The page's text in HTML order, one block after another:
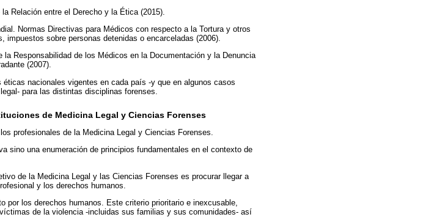
Relación entre el Derecho y la Ética (2015).
Normas Directivas para Médicos con respecto a la Tortura y otros
impuestos sobre personas detenidas o encarceladas (2006).
Responsabilidad de los Médicos en la Documentación y la Denuncia
(2007).
nacionales vigentes en cada país -y que en algunos casos
para las distintas disciplinas forenses.
de Medicina Legal y Ciencias Forenses
profesionales de la Medicina Legal y Ciencias Forenses.
sino una enumeración de principios fundamentales en el contexto de
de la Medicina Legal y las Ciencias Forenses es procurar llegar a
y los derechos humanos.
por los derechos humanos. Este criterio prioritario e inexcusable,
de la violencia -incluidas sus familias y sus comunidades- así